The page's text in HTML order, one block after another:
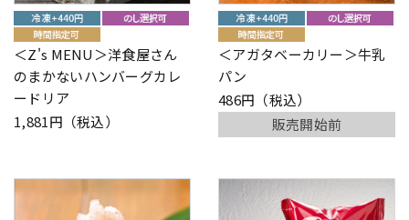
＜Z's MENU＞洋食屋さん
のまかないハンバーグカレ
ードリア
1,881円（税込）
＜アガタベーカリー＞牛乳
パン
486円（税込）
販売開始前